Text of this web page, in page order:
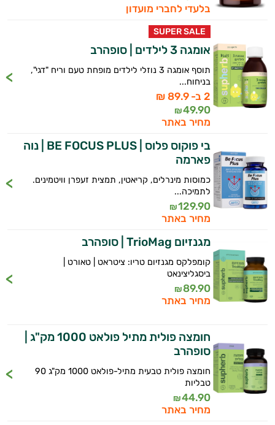
בלעדי לחברי מועדון
SUPER SALE
אומגה 3 לילדים | סופהרב
תוסף אומגה 3 נוזלי לילדים מופחת טעם וריח "דגי",
בניחוח...
2 ב- 89.9 ₪
49.90
₪
מחיר באתר
בי פוקוס פלוס | BE FOCUS PLUS | נוה
פארמה
כמוסות מינרלים, קריאטין, תמצית זעפרן וויטמינים.
לתמיכה...
129.90
₪
מחיר באתר
מגנזיום TrioMag | סופהרב
קומפלקס מגנזיום טריו: ציטראט | טאורט |
ביסגליצינאט
89.90
₪
מחיר באתר
חומצה פולית מתיל פולאט 1000 מק"ג |
סופהרב
חומצה פולית טבעית מתיל-פולאט 1000 מק"ג 90
טבליות
44.90
₪
מחיר באתר